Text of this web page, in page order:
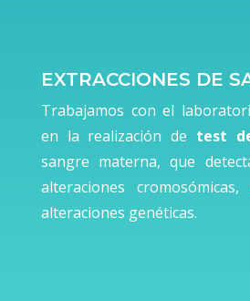
EXTRACCIONES DE
Trabajamos con el
en la realización de test
sangre materna, que
alteraciones
alteraciones genéticas.